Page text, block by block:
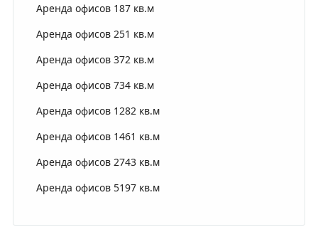
Аренда офисов 187 кв.м
Аренда офисов 251 кв.м
Аренда офисов 372 кв.м
Аренда офисов 734 кв.м
Аренда офисов 1282 кв.м
Аренда офисов 1461 кв.м
Аренда офисов 2743 кв.м
Аренда офисов 5197 кв.м